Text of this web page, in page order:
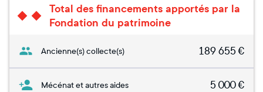
Total des financements apportés par la
Fondation du patrimoine
Ancienne(s) collecte(s) 189 655 €
Mécénat et autres aides 5 000€